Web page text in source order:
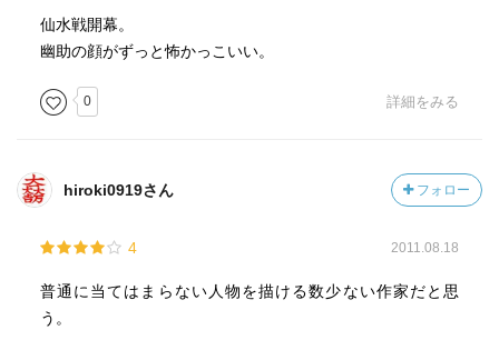
仙水戦開幕。
幽助の顔がずっと怖かっこいい。
0 詳細をみる
hiroki0919さん フォロー
4 2011.08.18
普通に当てはまらない人物を描ける数少ない作家だと思
う。